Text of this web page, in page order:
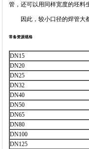
管，还可以用同样宽度的坯料
因此，较小口径的焊管大都
常备资源规格
DN15
DN20
DN25
DN32
DN40
DN50
DN65
DN80
DN100
DN125